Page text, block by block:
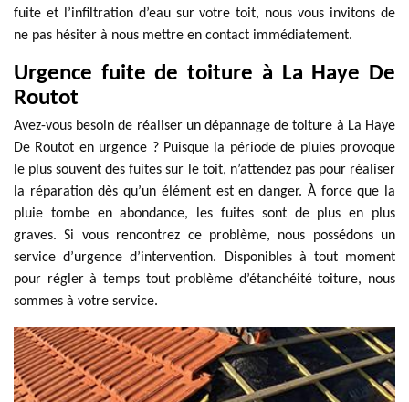
fuite et l’infiltration d’eau sur votre toit, nous vous invitons de
ne pas hésiter à nous mettre en contact immédiatement.
Urgence fuite de toiture à La Haye De
Routot
Avez-vous besoin de réaliser un dépannage de toiture à La Haye
De Routot en urgence ? Puisque la période de pluies provoque
le plus souvent des fuites sur le toit, n’attendez pas pour réaliser
la réparation dès qu’un élément est en danger. À force que la
pluie tombe en abondance, les fuites sont de plus en plus
graves. Si vous rencontrez ce problème, nous possédons un
service d’urgence d’intervention. Disponibles à tout moment
pour régler à temps tout problème d’étanchéité toiture, nous
sommes à votre service.